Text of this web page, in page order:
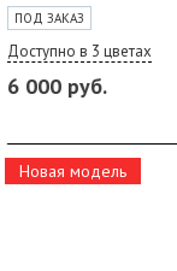
ПОД ЗАКАЗ
Доступно в 3 цветах
6 000 руб.
Новая модель